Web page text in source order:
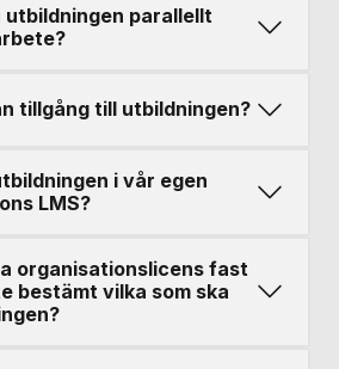
utbildningen parallellt
tillgång till utbildningen?
i vår egen
LMS?
organisationslicens fast
bestämt vilka som ska